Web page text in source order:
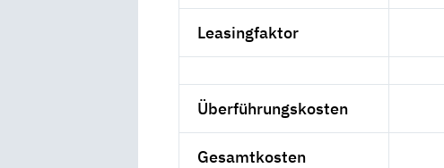
Leasingfaktor
Überführungskosten
Gesamtkosten